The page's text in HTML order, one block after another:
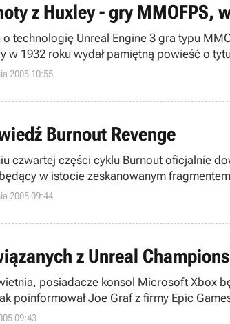
z Huxley - gry MMOFPS,
technologię Unreal Engine 3 gra typu
w 1932 roku wydał pamiętną powieść o
– tak przynajmniej twierdzi Kijong
2005 10:55
Burnout Revenge
czwartej części cyklu Burnout oficjalnie
w istocie zeskanowanym
świeżych informacji tekstowych.
2005 09:44
z Unreal
posiadacze konsol Microsoft Xbox
poinformował Joe Graf z firmy Epic
tłoczni.
09:43